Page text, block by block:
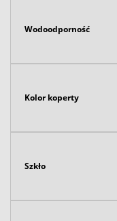
Wodoodporność
Kolor koperty
Szkło